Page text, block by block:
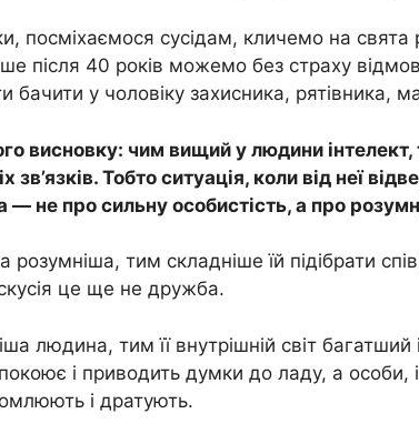
посміхаємося сусідам, кличемо на
після 40 років можемо без страху
бачити у чоловіку захисника, рятівника,
висновку: чим вищий у людини
зв’язків. Тобто ситуація, коли від неї
— не про сильну особистість, а про
тим складніше їй підібрати
це ще не дружба.
людина, тим її внутрішній світ багатший
і приводить думки до ладу, а особи,
і дратують.